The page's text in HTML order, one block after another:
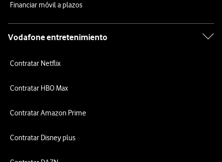
Financiar móvil a plazos
Vodafone entretenimiento
Contratar Netflix
Contratar HBO Max
Contratar Amazon Prime
Contratar Disney plus